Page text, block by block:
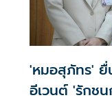
'หมอสุภัทร' ยื่
อีเวนต์ 'รักช